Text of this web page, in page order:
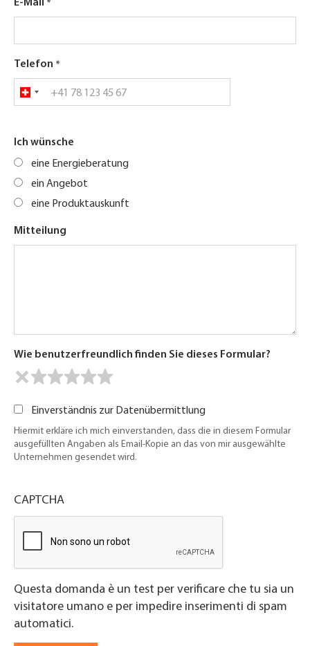
E-Mail
Telefon
Ich wünsche
eine Energieberatung
ein Angebot
eine Produktauskunft
Mitteilung
Wie benutzerfreundlich finden Sie dieses Formular?
Einverständnis zur Datenübermittlung
Hiermit erkläre ich mich einverstanden, dass die in diesem Formular
ausgefüllten Angaben als Email-Kopie an das von mir ausgewählte
Unternehmen gesendet wird.
CAPTCHA
Questa domanda è un test per verificare che tu sia un
visitatore umano e per impedire inserimenti di spam
automatici.